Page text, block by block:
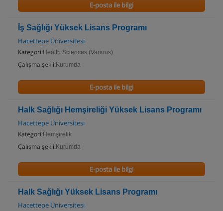
E-posta ile bilgi
İş Sağlığı Yüksek Lisans Programı
Hacettepe Üniversitesi
Kategori: Health Sciences (Various)
Çalışma şekli: Kurumda
E-posta ile bilgi
Halk Sağlığı Hemşireliği Yüksek Lisans Programı
Hacettepe Üniversitesi
Kategori: Hemşirelik
Çalışma şekli: Kurumda
E-posta ile bilgi
Halk Sağlığı Yüksek Lisans Programı
Hacettepe Üniversitesi